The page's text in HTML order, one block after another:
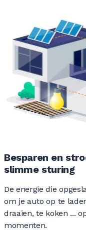
Besparen en
slimme sturing
De energie die
om je auto op te
draaien, te koken ...
momenten.